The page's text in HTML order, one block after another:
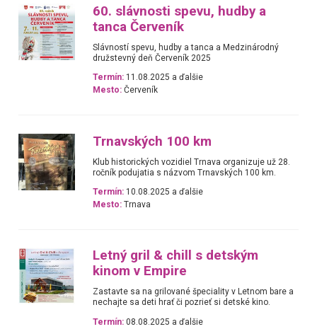
60. slávnosti spevu, hudby a
tanca Červeník
Slávností spevu, hudby a tanca a Medzinárodný
družstevný deň Červeník 2025
Termín: 11.08.2025 a ďalšie
Mesto: Červeník
Trnavských 100 km
Klub historických vozidiel Trnava organizuje už 28.
ročník podujatia s názvom Trnavských 100 km.
Termín: 10.08.2025 a ďalšie
Mesto: Trnava
Letný gril & chill s detským
kinom v Empire
Zastavte sa na grilované špeciality v Letnom bare a
nechajte sa deti hrať či pozrieť si detské kino.
Termín: 08.08.2025 a ďalšie